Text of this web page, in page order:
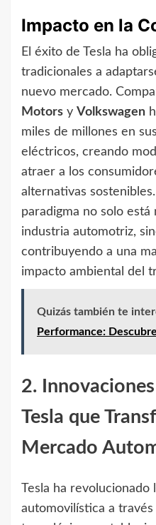
Impacto en la
El éxito de Tesla ha
tradicionales a
nuevo mercado.
Motors y Volkswagen
miles de millones en
eléctricos, creando
atraer a los
alternativas
paradigma no solo está
industria automotriz,
contribuyendo a una
impacto ambiental del
Quizás también te
Performance:
2.
Tesla que
Mercado
Tesla ha revolucionado
automovilística a